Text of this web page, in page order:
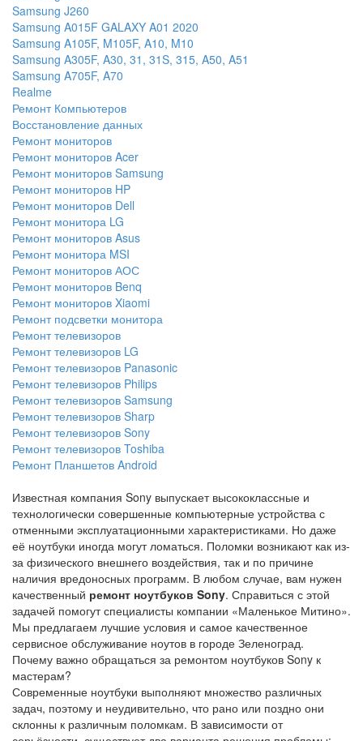
Samsung J260
Samsung A015F GALAXY A01 2020
Samsung A105F, M105F, A10, M10
Samsung A305F, A30, 31, 31S, 315, A50, A51
Samsung A705F, A70
Realme
Ремонт Компьютеров
Восстановление данных
Ремонт мониторов
Ремонт мониторов Acer
Ремонт мониторов Samsung
Ремонт мониторов HP
Ремонт мониторов Dell
Ремонт монитора LG
Ремонт мониторов Asus
Ремонт монитора MSI
Ремонт мониторов АОС
Ремонт мониторов Benq
Ремонт мониторов Xiaomi
Ремонт подсветки монитора
Ремонт телевизоров
Ремонт телевизоров LG
Ремонт телевизоров Panasonic
Ремонт телевизоров Philips
Ремонт телевизоров Samsung
Ремонт телевизоров Sharp
Ремонт телевизоров Sony
Ремонт телевизоров Toshiba
Ремонт Планшетов Android
Известная компания Sony выпускает высококлассные и
технологически совершенные компьютерные устройства с
отменными эксплуатационными характеристиками. Но даже
её ноутбуки иногда могут ломаться. Поломки возникают как из-
за физического внешнего воздействия, так и по причине
наличия вредоносных программ. В любом случае, вам нужен
качественный ремонт ноутбуков Sony. Справиться с этой
задачей помогут специалисты компании «Маленькое Митино».
Мы предлагаем лучшие условия и самое качественное
сервисное обслуживание ноутов в городе Зеленоград.
Почему важно обращаться за ремонтом ноутбуков Sony к
мастерам?
Современные ноутбуки выполняют множество различных
задач, поэтому и неудивительно, что рано или поздно они
склонны к различным поломкам. В зависимости от